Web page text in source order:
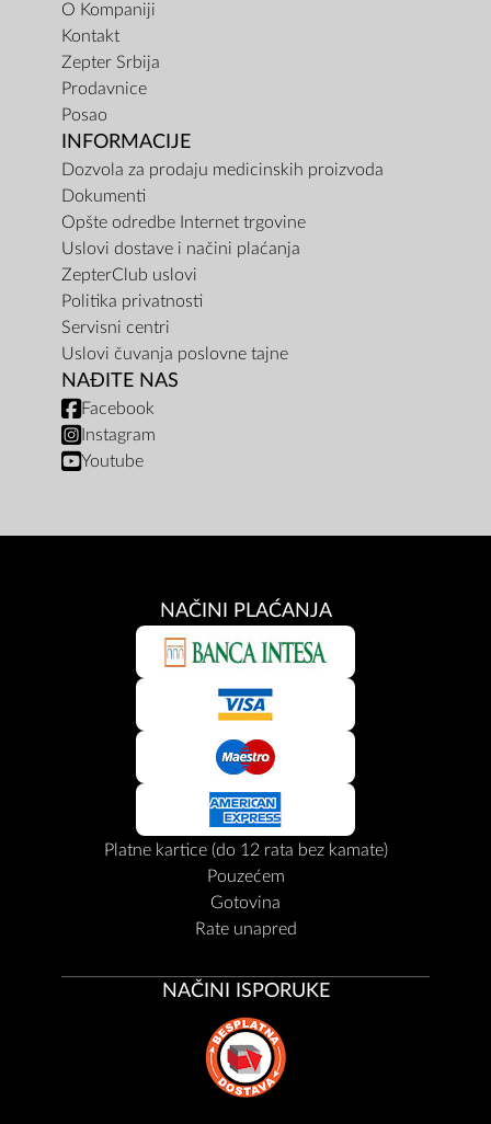
O Kompaniji
Kontakt
Zepter Srbija
Prodavnice
Posao
INFORMACIJE
Dozvola za prodaju medicinskih proizvoda
Dokumenti
Opšte odredbe Internet trgovine
Uslovi dostave i načini plaćanja
ZepterClub uslovi
Politika privatnosti
Servisni centri
Uslovi čuvanja poslovne tajne
NAĐITE NAS
Facebook
Instagram
Youtube
NAČINI PLAĆANJA
Platne kartice (do 12 rata bez kamate)
Pouzećem
Gotovina
Rate unapred
NAČINI ISPORUKE